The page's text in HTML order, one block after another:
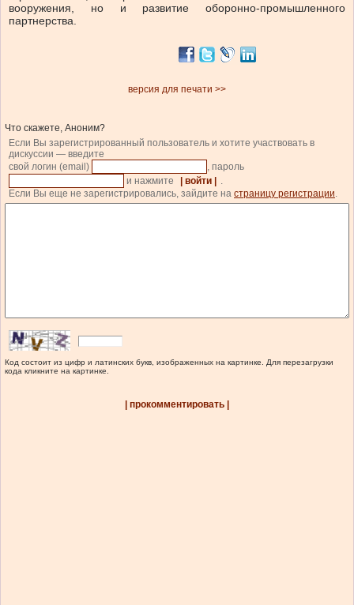
вооружения, но и развитие оборонно-промышленного
партнерства.
версия для печати >>
Что скажете, Аноним?
Если Вы зарегистрированный пользователь и хотите участвовать в
дискуссии — введите
свой логин (email)
, пароль
и нажмите
| войти |
.
Если Вы еще не зарегистрировались, зайдите на страницу регистрации.
Код состоит из цифр и латинских букв, изображенных на картинке. Для перезагрузки
кода кликните на картинке.
| прокомментировать |